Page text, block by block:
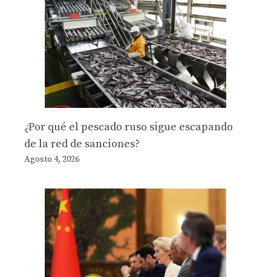
¿Por qué el pescado ruso sigue escapando
de la red de sanciones?
Agosto 4, 2026